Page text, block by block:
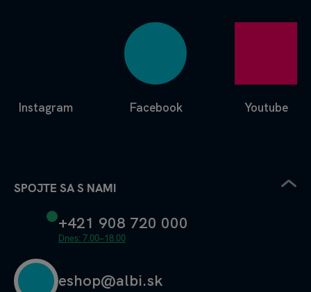
Facebook
Instagram Youtube
SPOJTE SA S NAMI
+421 908 720 000
Dnes: 7.00–18.00
eshop@albi.sk